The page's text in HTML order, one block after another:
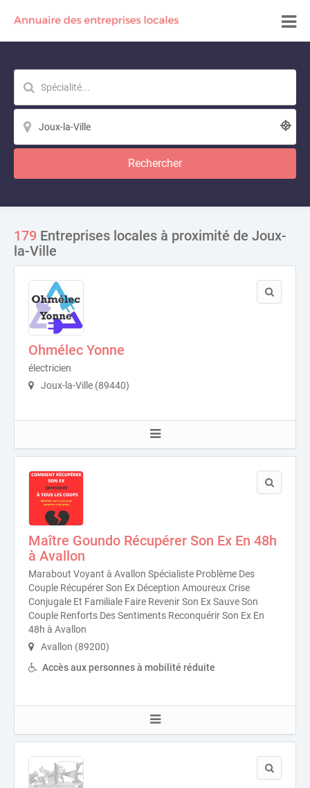
Rechercher
179 Entreprises locales à proximité de Joux-
la-Ville
Ohmélec Yonne
électricien
Joux-la-Ville (89440)
Maître Goundo Récupérer Son Ex En 48h
à Avallon
Marabout Voyant à Avallon Spécialiste Problème Des
Couple Récupérer Son Ex Déception Amoureux Crise
Conjugale Et Familiale Faire Revenir Son Ex Sauve Son
Couple Renforts Des Sentiments Reconquérir Son Ex En
48h à Avallon
Avallon (89200)
Accès aux personnes à mobilité réduite